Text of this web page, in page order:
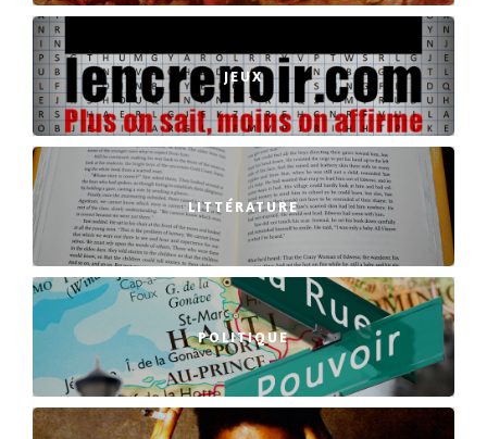
JEUX
LITTÉRATURE
POLITIQUE